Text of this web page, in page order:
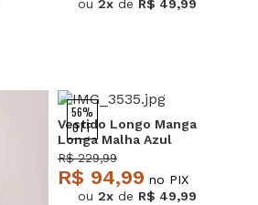
ou 2x de R$ 49,99
56%
OFF
Vestido Longo Manga
Longa Malha Azul
Salvatore
R$ 229,99
R$ 94,99 no PIX
ou 2x de R$ 49,99